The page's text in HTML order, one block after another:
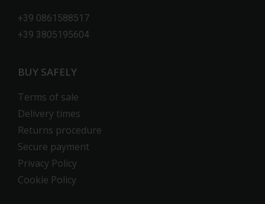
+39 0861588517
+39 3805195604
BUY SAFELY
Terms of sale
Delivery times
Returns procedure
Secure payment
Privacy Policy
Cookie Policy